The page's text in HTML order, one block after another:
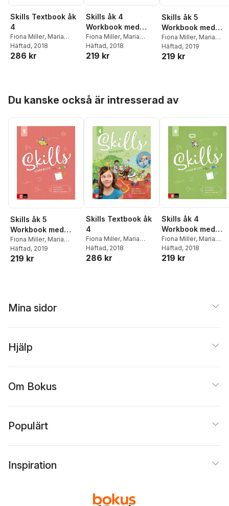
Skills Textbook åk
4
Fiona Miller, Maria
Olsson,Rebecka Ungh
Wolf
Häftad, 2018
286 kr
Skills åk 4
Workbook med
elevwebb
Fiona Miller, Maria
Olsson,Rebecka Ungh
Wolf
Häftad, 2018
219 kr
Skills åk 5
Workbook med
elevwebb
Fiona Miller, Maria
Olsson,Rebecka
Wolf
Häftad, 2019
219 kr
Du kanske också är intresserad av
Skills åk 5
Workbook med
elevwebb
Fiona Miller, Maria
Olsson,Rebecka Ungh
Wolf
Häftad, 2019
219 kr
Skills Textbook åk
4
Fiona Miller, Maria
Olsson,Rebecka Ungh
Wolf
Häftad, 2018
286 kr
Skills åk 4
Workbook med
elevwebb
Fiona Miller, Maria
Olsson,Rebecka
Wolf
Häftad, 2018
219 kr
Mina sidor
Hjälp
Om Bokus
Populärt
Inspiration